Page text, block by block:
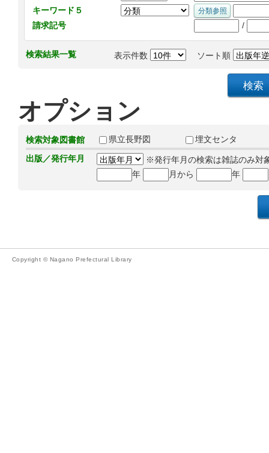
キーワード５
請求記号
/
検索結果一覧 表示件数 ソート順
オプション
検索対象図書館 県立長野図
埋文センタ
出版／発行年月
※発行年月の検索は雑誌のみ対
年
月から 年
Copyright © Nagano Prefectural Library